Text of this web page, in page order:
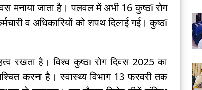
मनाया जाता है। पलवल में अभी 16 कुष्ठï रोग
व अधिकारियों को शपथ दिलाई गई। कुष्ठï
रखता है। विश्व कुष्ठï रोग दिवस 2025 का
करना है। स्वास्थ्य विभाग 13 फरवरी तक